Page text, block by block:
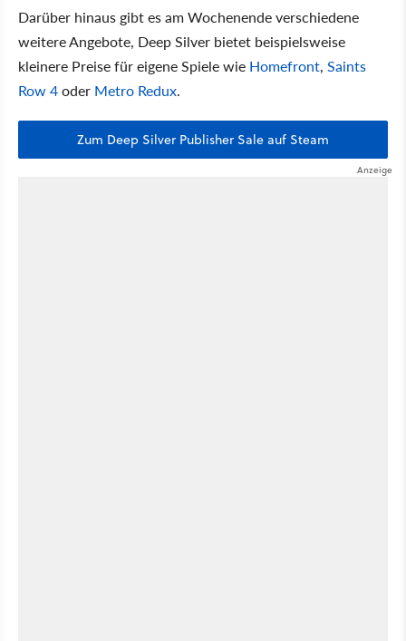
Darüber hinaus gibt es am Wochenende verschiedene
weitere Angebote, Deep Silver bietet beispielsweise
kleinere Preise für eigene Spiele wie Homefront, Saints
Row 4oder Metro Redux.
Zum Deep Silver Publisher Sale auf Steam